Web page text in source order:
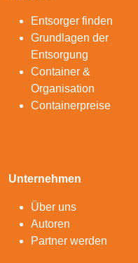
Entsorger finden
Grundlagen der
Entsorgung
Container &
Organisation
Containerpreise
Unternehmen
Über uns
Autoren
Partner werden